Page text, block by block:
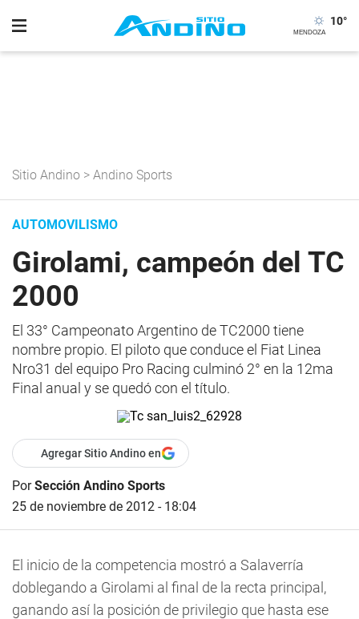
10°
Sitio Andino > Andino Sports
AUTOMOVILISMO
Girolami, campeón del TC
2000
El 33° Campeonato Argentino de TC2000 tiene
nombre propio. El piloto que conduce el Fiat Linea
Nro31 del equipo Pro Racing culminó 2° en la 12ma
Final anual y se quedó con el título.
Agregar Sitio Andino en
PorSección Andino Sports
25 de noviembre de 2012 - 18:04
El inicio de la competencia mostró a Salaverría
doblegando a Girolami al final de la recta principal,
ganando así la posición de privilegio que hasta ese